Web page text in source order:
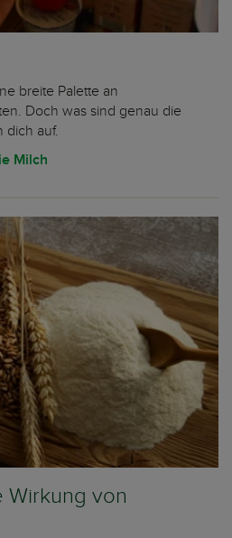
breite Palette an
Doch was sind genau die
dich auf.
Milch
Wirkung von